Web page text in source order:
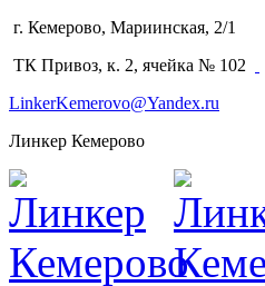
г. Кемерово, Мариинская, 2/1
ТК Привоз, к. 2, ячейка № 102
LinkerKemerovo@Yandex.ru
Линкер Кемерово